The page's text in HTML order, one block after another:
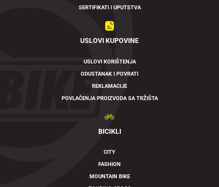
SERTIFIKATI I UPUTSTVA
USLOVI KUPOVINE
USLOVI KORIŠTENJA
ODUSTANAK I POVRATI
REKLAMACIJE
POVLAČENJA PROIZVODA SA TRŽIŠTA
BICIKLI
CITY
FASHION
MOUNTAIN BIKE